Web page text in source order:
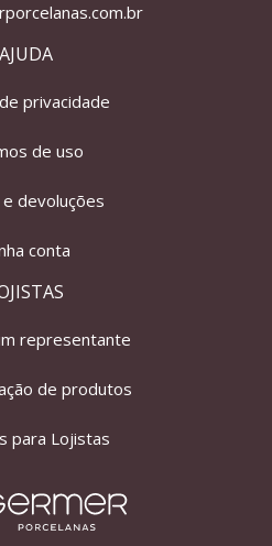
AJUDA
privacidade
de uso
devoluções
conta
representante
de produtos
para Lojistas